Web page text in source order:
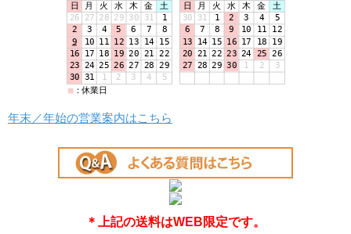
年末／年始の営業案内はこちら
＊上記の送料はWEB限定です。